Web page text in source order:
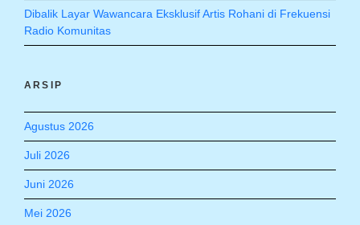
Dibalik Layar Wawancara Eksklusif Artis Rohani di Frekuensi
Radio Komunitas
ARSIP
Agustus 2026
Juli 2026
Juni 2026
Mei 2026